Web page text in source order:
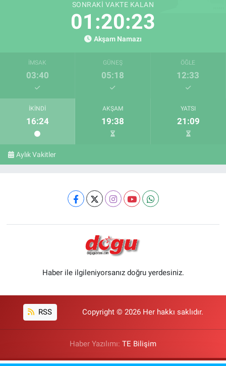
SONRAKI VAKTE KALAN
01:20:23
Akşam Namazı
İMSAK
03:40
GÜNEŞ
05:18
ÖĞLE
12:33
İKINDI
16:24
AKŞAM
19:38
YATSI
21:09
Aylık Vakitler
Haber ile ilgileniyorsanız doğru yerdesiniz.
RSS Copyright © 2026 Her hakkı saklıdır.
Haber Yazılımı: TE Bilişim